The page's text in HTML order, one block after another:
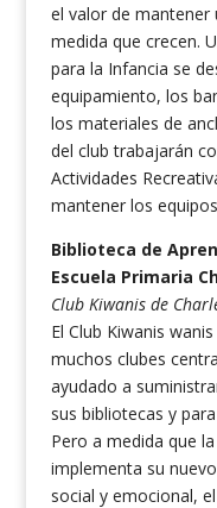
el valor de mantener
medida que crecen.
para la Infancia se
equipamiento, los
los materiales de
del club trabajarán
Actividades
mantener los
Biblioteca de
Escuela Primaria
Club Kiwanis de
El Club Kiwanis
muchos clubes
ayudado a
sus bibliotecas y
Pero a medida que
implementa su
social y emocional,